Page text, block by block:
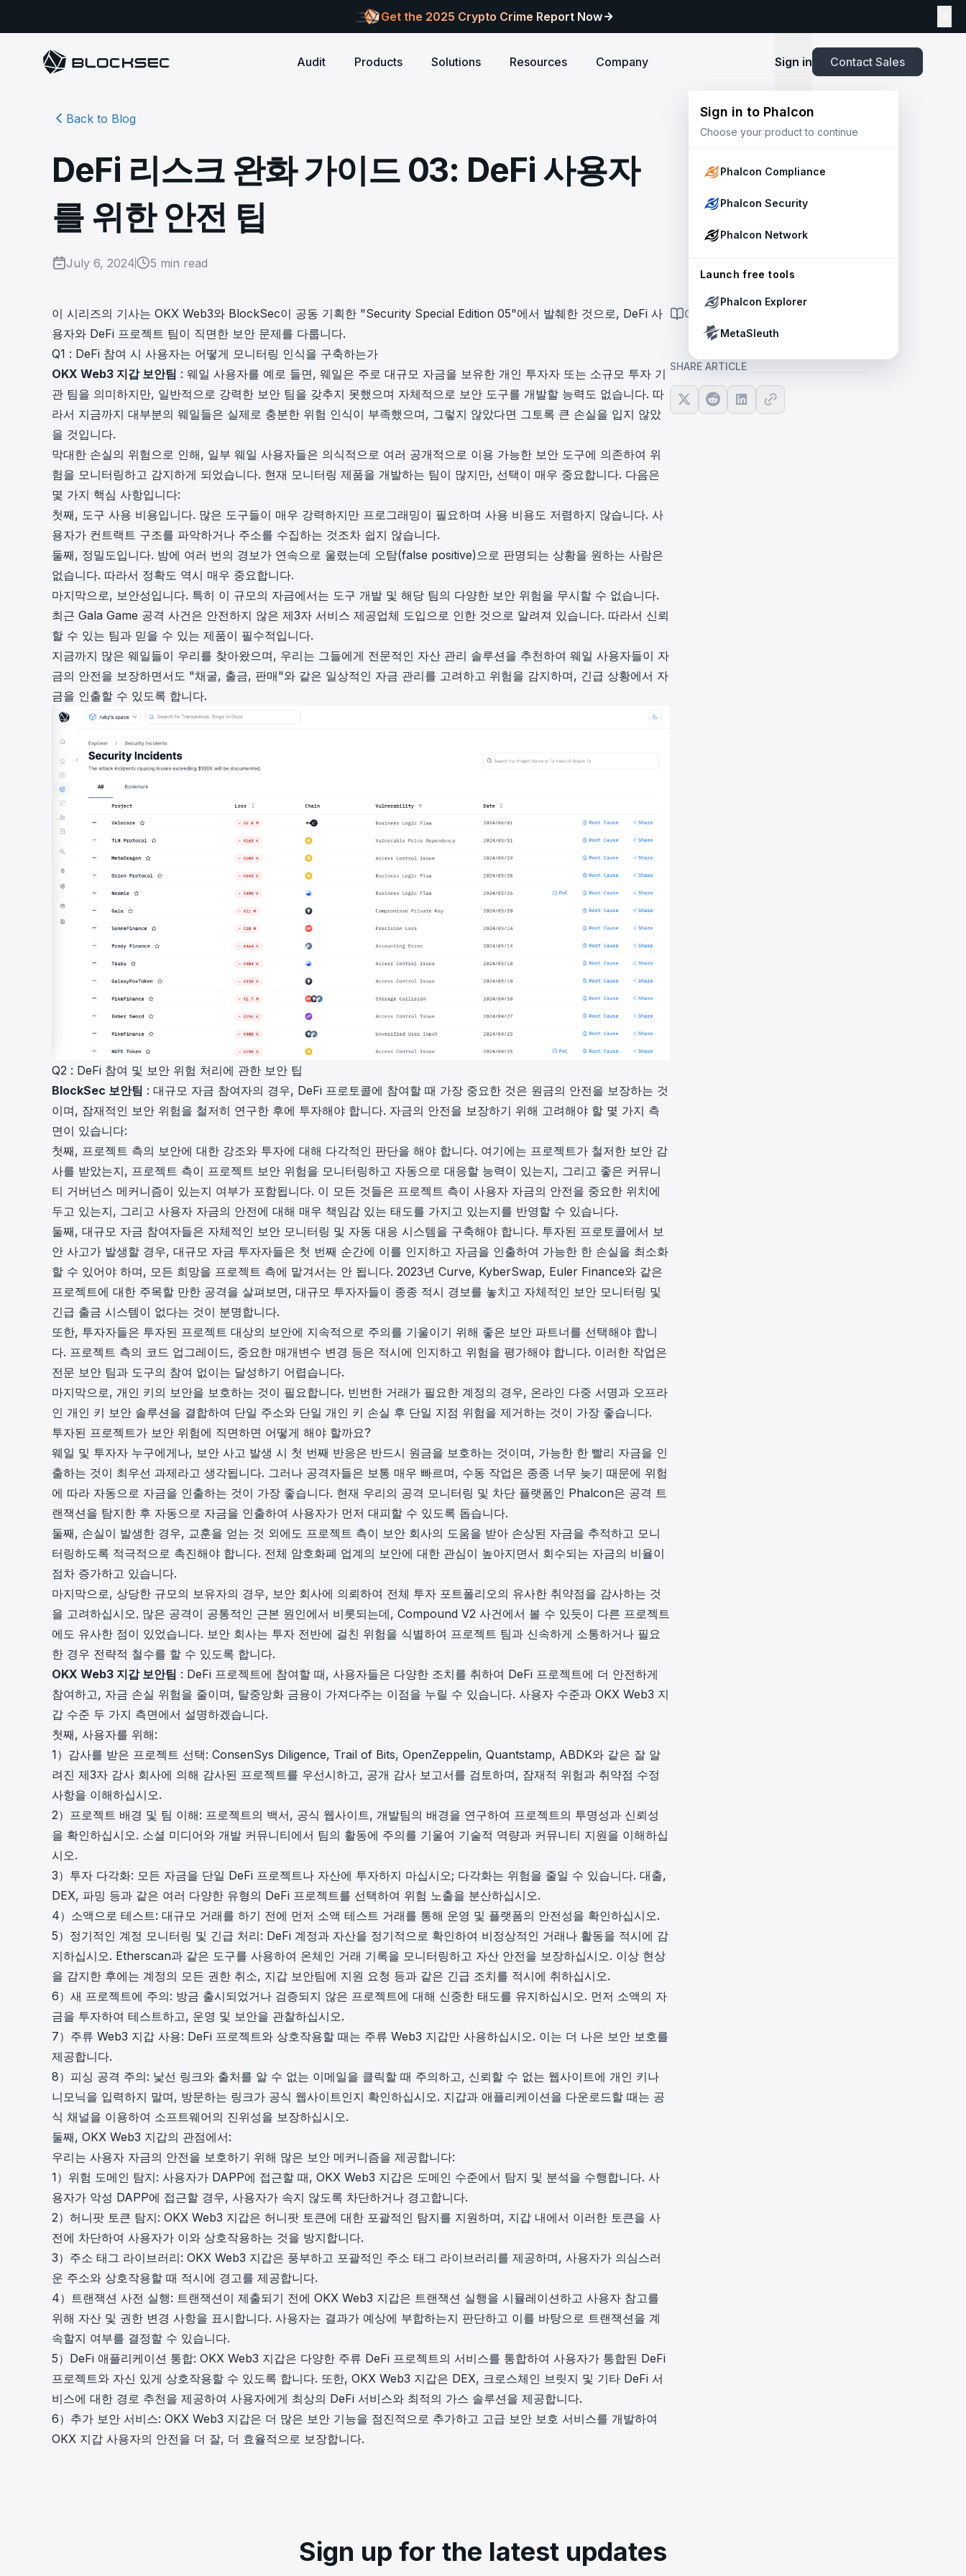
Get the 2025 Crypto Crime Report Now
Audit
robust, reliable, and meets top security
standards.
Infrastructure Audits
Products
Phalcon Security
Detect every threat, alert what
matters, and block attacks in real-
time.
Safe{Wallet} Monitor
ensure your Safe{Wallet}’s security.
ensure L2 security.
Phalcon Explorer
Visualize, simulate, and debug on-
chain transactions with an intuitive
interface.
Phalcon Compliance
Free Trial
Identify illicit activities, manage risks,
Track crypto funds, visualize
transaction flows, and simplify on-
chain investigations.
Crypto AML API
Address labels, risk scoring, and
screening APIs for crypto compliance.
Trace.ai
New
Trace stolen crypto with AI-powered
TOOLS
Enhance your blockchain explorer with
capabilities.
Simulation API
transaction.
USDT Freeze Checker
Tether’s blacklist in real time.
Solutions
real-time. Safeguard both user assets and your
reputation.
AML/CFT compliance.
attacks at the source to shield your ecosystem and
reputation.
Stablecoin Issuer
Secure your contracts pre-launch and monitor
Build Investor Trust and Secure Your Platform at
every layer: Audit your tokenization contracts,
Resources
security audits by Block Sec.
Comprehensive docs to help you build securely
with BlockSec
Security Incidents Library
new.
Playbook New
Whitepaper
Stablecoin Issuer Freeze Risk: A User-Centric
2025 Crypto Crime Report
Handbook
Crypto Payment Compliance Handbook
Company
meets real-world security.
partners shaping the Web3
security landscape.
Newsroom
news and featured stories.
Sign in
Sign in to Phalcon
Choose your product to continue
Phalcon Compliance
Phalcon Security
Phalcon Network
Launch free tools
Phalcon Explorer
MetaSleuth
Contact Sales
Back to Blog
DeFi 리스크 완화 가이드 03: DeFi 사용자
를 위한 안전 팁
July 6, 2024 5 min read
이 시리즈의 기사는 OKX Web3와 BlockSec이 공동 기획한 "Security Special Edition 05"에서 발췌한 것으로, DeFi 사
용자와 DeFi 프로젝트 팀이 직면한 보안 문제를 다룹니다.
Q1 : DeFi 참여 시 사용자는 어떻게 모니터링 인식을 구축하는가
OKX Web3 지갑 보안팀 : 웨일 사용자를 예로 들면, 웨일은 주로 대규모 자금을 보유한 개인 투자자 또는 소규모 투자 기
관 팀을 의미하지만, 일반적으로 강력한 보안 팀을 갖추지 못했으며 자체적으로 보안 도구를 개발할 능력도 없습니다. 따
라서 지금까지 대부분의 웨일들은 실제로 충분한 위험 인식이 부족했으며, 그렇지 않았다면 그토록 큰 손실을 입지 않았
을 것입니다.
막대한 손실의 위험으로 인해, 일부 웨일 사용자들은 의식적으로 여러 공개적으로 이용 가능한 보안 도구에 의존하여 위
험을 모니터링하고 감지하게 되었습니다. 현재 모니터링 제품을 개발하는 팀이 많지만, 선택이 매우 중요합니다. 다음은
몇 가지 핵심 사항입니다:
첫째, 도구 사용 비용입니다. 많은 도구들이 매우 강력하지만 프로그래밍이 필요하며 사용 비용도 저렴하지 않습니다. 사
용자가 컨트랙트 구조를 파악하거나 주소를 수집하는 것조차 쉽지 않습니다.
둘째, 정밀도입니다. 밤에 여러 번의 경보가 연속으로 울렸는데 오탐(false positive)으로 판명되는 상황을 원하는 사람은
없습니다. 따라서 정확도 역시 매우 중요합니다.
마지막으로, 보안성입니다. 특히 이 규모의 자금에서는 도구 개발 및 해당 팀의 다양한 보안 위험을 무시할 수 없습니다.
최근 Gala Game 공격 사건은 안전하지 않은 제3자 서비스 제공업체 도입으로 인한 것으로 알려져 있습니다. 따라서 신뢰
할 수 있는 팀과 믿을 수 있는 제품이 필수적입니다.
지금까지 많은 웨일들이 우리를 찾아왔으며, 우리는 그들에게 전문적인 자산 관리 솔루션을 추천하여 웨일 사용자들이 자
금의 안전을 보장하면서도 "채굴, 출금, 판매"와 같은 일상적인 자금 관리를 고려하고 위험을 감지하며, 긴급 상황에서 자
금을 인출할 수 있도록 합니다.
Q2 : DeFi 참여 및 보안 위험 처리에 관한 보안 팁
BlockSec 보안팀 : 대규모 자금 참여자의 경우, DeFi 프로토콜에 참여할 때 가장 중요한 것은 원금의 안전을 보장하는 것
이며, 잠재적인 보안 위험을 철저히 연구한 후에 투자해야 합니다. 자금의 안전을 보장하기 위해 고려해야 할 몇 가지 측
면이 있습니다:
첫째, 프로젝트 측의 보안에 대한 강조와 투자에 대해 다각적인 판단을 해야 합니다. 여기에는 프로젝트가 철저한 보안 감
사를 받았는지, 프로젝트 측이 프로젝트 보안 위험을 모니터링하고 자동으로 대응할 능력이 있는지, 그리고 좋은 커뮤니
티 거버넌스 메커니즘이 있는지 여부가 포함됩니다. 이 모든 것들은 프로젝트 측이 사용자 자금의 안전을 중요한 위치에
두고 있는지, 그리고 사용자 자금의 안전에 대해 매우 책임감 있는 태도를 가지고 있는지를 반영할 수 있습니다.
둘째, 대규모 자금 참여자들은 자체적인 보안 모니터링 및 자동 대응 시스템을 구축해야 합니다. 투자된 프로토콜에서 보
안 사고가 발생할 경우, 대규모 자금 투자자들은 첫 번째 순간에 이를 인지하고 자금을 인출하여 가능한 한 손실을 최소화
할 수 있어야 하며, 모든 희망을 프로젝트 측에 맡겨서는 안 됩니다. 2023년 Curve, KyberSwap, Euler Finance와 같은
프로젝트에 대한 주목할 만한 공격을 살펴보면, 대규모 투자자들이 종종 적시 경보를 놓치고 자체적인 보안 모니터링 및
긴급 출금 시스템이 없다는 것이 분명합니다.
또한, 투자자들은 투자된 프로젝트 대상의 보안에 지속적으로 주의를 기울이기 위해 좋은 보안 파트너를 선택해야 합니
다. 프로젝트 측의 코드 업그레이드, 중요한 매개변수 변경 등은 적시에 인지하고 위험을 평가해야 합니다. 이러한 작업은
전문 보안 팀과 도구의 참여 없이는 달성하기 어렵습니다.
마지막으로, 개인 키의 보안을 보호하는 것이 필요합니다. 빈번한 거래가 필요한 계정의 경우, 온라인 다중 서명과 오프라
인 개인 키 보안 솔루션을 결합하여 단일 주소와 단일 개인 키 손실 후 단일 지점 위험을 제거하는 것이 가장 좋습니다.
투자된 프로젝트가 보안 위험에 직면하면 어떻게 해야 할까요?
웨일 및 투자자 누구에게나, 보안 사고 발생 시 첫 번째 반응은 반드시 원금을 보호하는 것이며, 가능한 한 빨리 자금을 인
출하는 것이 최우선 과제라고 생각됩니다. 그러나 공격자들은 보통 매우 빠르며, 수동 작업은 종종 너무 늦기 때문에 위험
에 따라 자동으로 자금을 인출하는 것이 가장 좋습니다. 현재 우리의 공격 모니터링 및 차단 플랫폼인 Phalcon은 공격 트
랜잭션을 탐지한 후 자동으로 자금을 인출하여 사용자가 먼저 대피할 수 있도록 돕습니다.
둘째, 손실이 발생한 경우, 교훈을 얻는 것 외에도 프로젝트 측이 보안 회사의 도움을 받아 손상된 자금을 추적하고 모니
터링하도록 적극적으로 촉진해야 합니다. 전체 암호화폐 업계의 보안에 대한 관심이 높아지면서 회수되는 자금의 비율이
점차 증가하고 있습니다.
마지막으로, 상당한 규모의 보유자의 경우, 보안 회사에 의뢰하여 전체 투자 포트폴리오의 유사한 취약점을 감사하는 것
을 고려하십시오. 많은 공격이 공통적인 근본 원인에서 비롯되는데, Compound V2 사건에서 볼 수 있듯이 다른 프로젝트
에도 유사한 점이 있었습니다. 보안 회사는 투자 전반에 걸친 위험을 식별하여 프로젝트 팀과 신속하게 소통하거나 필요
한 경우 전략적 철수를 할 수 있도록 합니다.
OKX Web3 지갑 보안팀 : DeFi 프로젝트에 참여할 때, 사용자들은 다양한 조치를 취하여 DeFi 프로젝트에 더 안전하게
참여하고, 자금 손실 위험을 줄이며, 탈중앙화 금융이 가져다주는 이점을 누릴 수 있습니다. 사용자 수준과 OKX Web3 지
갑 수준 두 가지 측면에서 설명하겠습니다.
첫째, 사용자를 위해:
1）감사를 받은 프로젝트 선택: ConsenSys Diligence, Trail of Bits, OpenZeppelin, Quantstamp, ABDK와 같은 잘 알
려진 제3자 감사 회사에 의해 감사된 프로젝트를 우선시하고, 공개 감사 보고서를 검토하며, 잠재적 위험과 취약점 수정
사항을 이해하십시오.
2）프로젝트 배경 및 팀 이해: 프로젝트의 백서, 공식 웹사이트, 개발팀의 배경을 연구하여 프로젝트의 투명성과 신뢰성
을 확인하십시오. 소셜 미디어와 개발 커뮤니티에서 팀의 활동에 주의를 기울여 기술적 역량과 커뮤니티 지원을 이해하십
시오.
3）투자 다각화: 모든 자금을 단일 DeFi 프로젝트나 자산에 투자하지 마십시오; 다각화는 위험을 줄일 수 있습니다. 대출,
DEX, 파밍 등과 같은 여러 다양한 유형의 DeFi 프로젝트를 선택하여 위험 노출을 분산하십시오.
4）소액으로 테스트: 대규모 거래를 하기 전에 먼저 소액 테스트 거래를 통해 운영 및 플랫폼의 안전성을 확인하십시오.
5）정기적인 계정 모니터링 및 긴급 처리: DeFi 계정과 자산을 정기적으로 확인하여 비정상적인 거래나 활동을 적시에 감
지하십시오. Etherscan과 같은 도구를 사용하여 온체인 거래 기록을 모니터링하고 자산 안전을 보장하십시오. 이상 현상
을 감지한 후에는 계정의 모든 권한 취소, 지갑 보안팀에 지원 요청 등과 같은 긴급 조치를 적시에 취하십시오.
6）새 프로젝트에 주의: 방금 출시되었거나 검증되지 않은 프로젝트에 대해 신중한 태도를 유지하십시오. 먼저 소액의 자
금을 투자하여 테스트하고, 운영 및 보안을 관찰하십시오.
7）주류 Web3 지갑 사용: DeFi 프로젝트와 상호작용할 때는 주류 Web3 지갑만 사용하십시오. 이는 더 나은 보안 보호를
제공합니다.
8）피싱 공격 주의: 낯선 링크와 출처를 알 수 없는 이메일을 클릭할 때 주의하고, 신뢰할 수 없는 웹사이트에 개인 키나
니모닉을 입력하지 말며, 방문하는 링크가 공식 웹사이트인지 확인하십시오. 지갑과 애플리케이션을 다운로드할 때는 공
식 채널을 이용하여 소프트웨어의 진위성을 보장하십시오.
둘째, OKX Web3 지갑의 관점에서:
우리는 사용자 자금의 안전을 보호하기 위해 많은 보안 메커니즘을 제공합니다:
1）위험 도메인 탐지: 사용자가 DAPP에 접근할 때, OKX Web3 지갑은 도메인 수준에서 탐지 및 분석을 수행합니다. 사
용자가 악성 DAPP에 접근할 경우, 사용자가 속지 않도록 차단하거나 경고합니다.
2）허니팟 토큰 탐지: OKX Web3 지갑은 허니팟 토큰에 대한 포괄적인 탐지를 지원하며, 지갑 내에서 이러한 토큰을 사
전에 차단하여 사용자가 이와 상호작용하는 것을 방지합니다.
3）주소 태그 라이브러리: OKX Web3 지갑은 풍부하고 포괄적인 주소 태그 라이브러리를 제공하며, 사용자가 의심스러
운 주소와 상호작용할 때 적시에 경고를 제공합니다.
4）트랜잭션 사전 실행: 트랜잭션이 제출되기 전에 OKX Web3 지갑은 트랜잭션 실행을 시뮬레이션하고 사용자 참고를
위해 자산 및 권한 변경 사항을 표시합니다. 사용자는 결과가 예상에 부합하는지 판단하고 이를 바탕으로 트랜잭션을 계
속할지 여부를 결정할 수 있습니다.
5）DeFi 애플리케이션 통합: OKX Web3 지갑은 다양한 주류 DeFi 프로젝트의 서비스를 통합하여 사용자가 통합된 DeFi
프로젝트와 자신 있게 상호작용할 수 있도록 합니다. 또한, OKX Web3 지갑은 DEX, 크로스체인 브릿지 및 기타 DeFi 서
비스에 대한 경로 추천을 제공하여 사용자에게 최상의 DeFi 서비스와 최적의 가스 솔루션을 제공합니다.
6）추가 보안 서비스: OKX Web3 지갑은 더 많은 보안 기능을 점진적으로 추가하고 고급 보안 보호 서비스를 개발하여
OKX 지갑 사용자의 안전을 더 잘, 더 효율적으로 보장합니다.
ON THIS PAGE
SHARE ARTICLE
Sign up for the latest updates